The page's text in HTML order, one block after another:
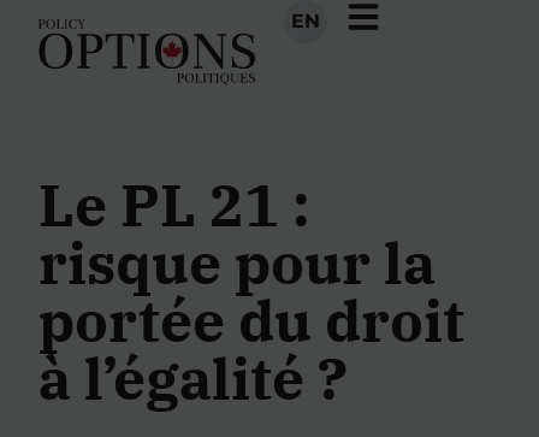
EN
Le PL 21 :
risque pour la
portée du droit
à l’égalité ?